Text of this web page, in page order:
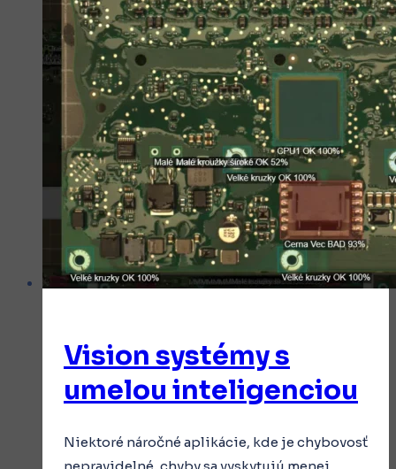
Vision systémy s
umelou inteligenciou
Niektoré náročné aplikácie, kde je chybovosť